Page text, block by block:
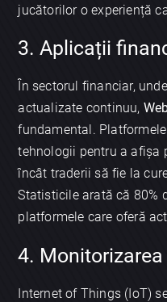
jucătorilor o experiență
3. Aplicații
În sectorul financiar,
actualizate continuu,
fundamental.
tehnologii pentru a afișa
încât traderii să fie la
Statisticile arată că 80%
platformele care oferă
4.
Internet of Things (IoT)